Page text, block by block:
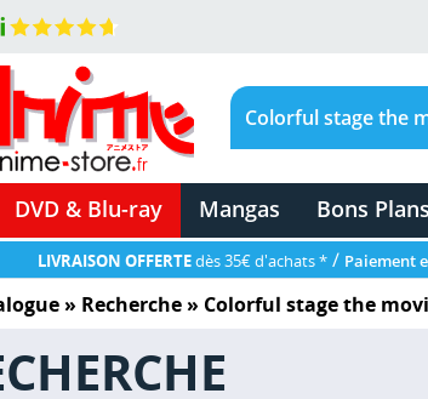
DVD & Blu-ray Mangas Bons Plans
LIVRAISON OFFERTEdès 35€ d'achats * / Paiement
» Recherche » Colorful stage the